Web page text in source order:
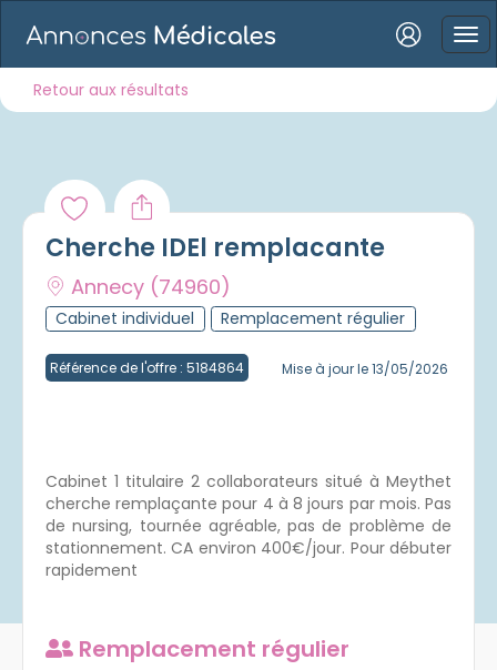
Mot de passe oublié ?
Connexion
Se connecter avec Google
Se connecter avec Facebook
Inscrivez-vous en un clic !
Créer un compte
Retour aux résultats
Cherche IDEl remplacante
Annecy (74960)
Cabinet individuel Remplacement régulier
Référence de l'offre : 5184864 Mise à jour le 13/05/2026
Cabinet 1 titulaire 2 collaborateurs situé à Meythet
cherche remplaçante pour 4 à 8 jours par mois. Pas
de nursing, tournée agréable, pas de problème de
stationnement. CA environ 400€/jour. Pour débuter
rapidement
Remplacement régulier